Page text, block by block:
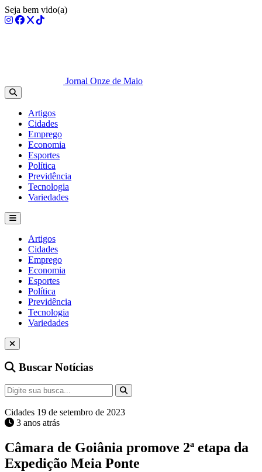
Seja bem vido(a)
Jornal Onze de Maio
Artigos
Cidades
Emprego
Economia
Esportes
Política
Previdência
Tecnologia
Variedades
Artigos
Cidades
Emprego
Economia
Esportes
Política
Previdência
Tecnologia
Variedades
Buscar Notícias
Cidades 19 de setembro de 2023
3 anos atrás
Câmara de Goiânia promove 2ª etapa da
Expedição Meia Ponte